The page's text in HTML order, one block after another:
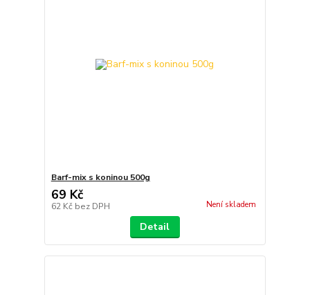
Barf-mix s koninou 500g
69 Kč
62 Kč bez DPH Není skladem
Detail